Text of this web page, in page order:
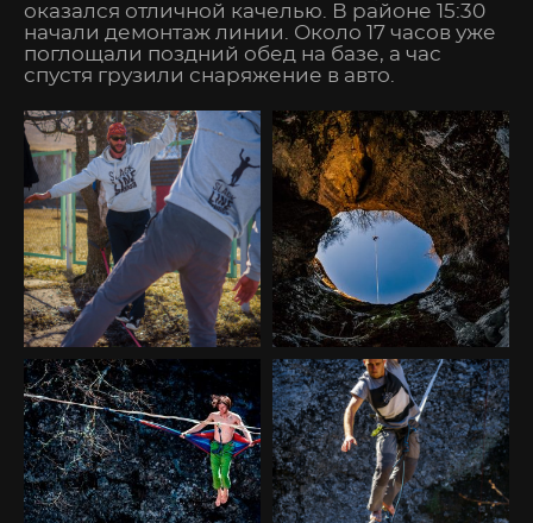
оказался отличной качелью. В районе 15:30
начали демонтаж линии. Около 17 часов уже
поглощали поздний обед на базе, а час
спустя грузили снаряжение в авто.